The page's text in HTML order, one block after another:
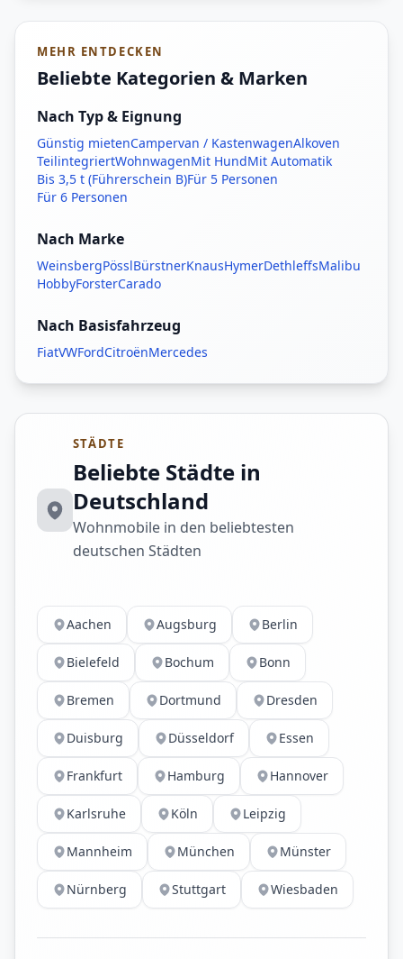
MEHR ENTDECKEN
Beliebte Kategorien & Marken
Nach Typ & Eignung
Günstig mietenCampervan / KastenwagenAlkoven
TeilintegriertWohnwagenMit HundMit Automatik
Bis 3,5 t (Führerschein B)Für 5 Personen
Für 6 Personen
Nach Marke
WeinsbergPösslBürstnerKnausHymerDethleffsMalibu
HobbyForsterCarado
Nach Basisfahrzeug
FiatVWFordCitroënMercedes
STÄDTE
Beliebte Städte in
Deutschland
Wohnmobile in den beliebtesten
deutschen Städten
Aachen Augsburg Berlin
Bielefeld Bochum Bonn
Bremen Dortmund Dresden
Duisburg Düsseldorf Essen
Frankfurt Hamburg Hannover
Karlsruhe Köln Leipzig
Mannheim München Münster
Nürnberg Stuttgart Wiesbaden